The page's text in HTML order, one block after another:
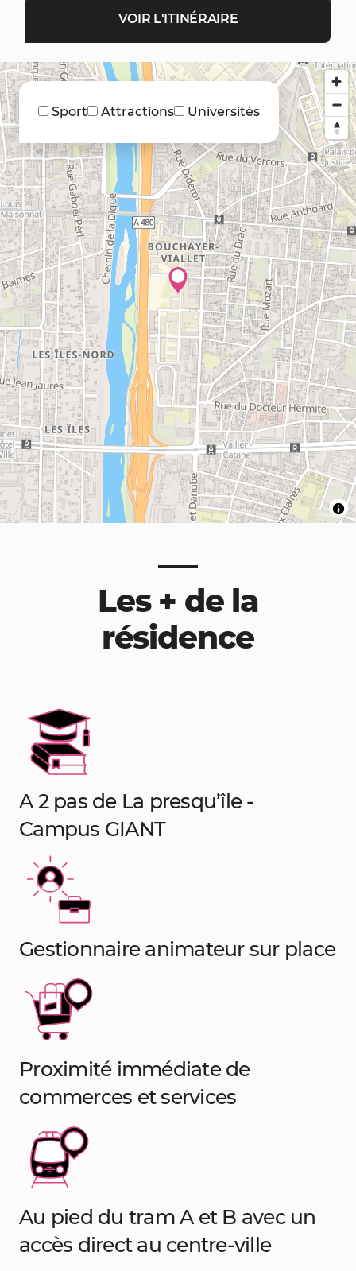
Sport Attractions Universités
VOIR L'ITINÉRAIRE
Les + de la
résidence
A 2 pas de La presqu’île -
Campus GIANT
Gestionnaire animateur sur place
Proximité immédiate de
commerces et services
Au pied du tram A et B avec un
accès direct au centre-ville